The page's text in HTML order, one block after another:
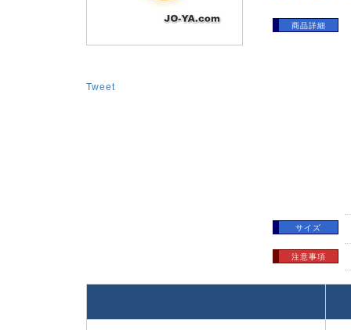
Tweet
商品詳細
サイズ
注意事項